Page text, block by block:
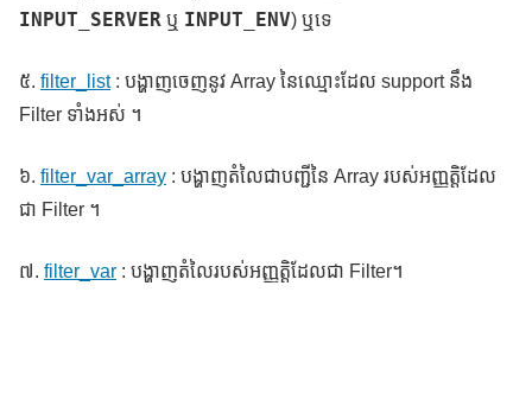
INPUT_SERVER ឬ INPUT_ENV) ឬទេ
៥. filter_list: បង្ហាញចេញនូវ Array នៃឈ្មោះដែល support នឹង
Filter ទាំងអស់ ។
៦. filter_var_array : បង្ហាញតំលៃជាបញ្ជីនៃ Array របស់អញ្ញត្តិដែល
ជា Filter ។
៧. filter_var : បង្ហាញតំលៃរបស់អញ្ញត្តិដែលជា Filter។